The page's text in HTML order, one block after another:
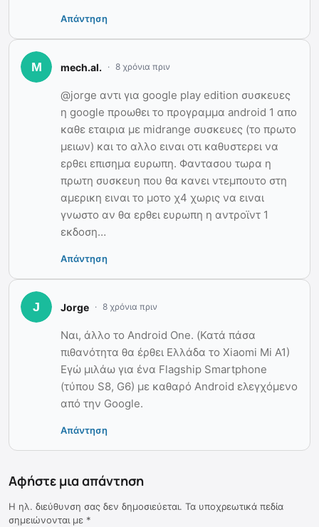
Απάντηση
mech.al. 8 χρόνια πριν
@jorge αντι για google play edition συσκευες
η google προωθει το προγραμμα android 1 απο
καθε εταιρια με midrange συσκευες (το πρωτο
μειων) και το αλλο ειναι οτι καθυστερει να
ερθει επισημα ευρωπη. Φαντασου τωρα η
πρωτη συσκευη που θα κανει ντεμπουτο στη
αμερικη ειναι το μοτο χ4 χωρις να ειναι
γνωστο αν θα ερθει ευρωπη η αντροϊντ 1
εκδοση…
Απάντηση
Jorge 8 χρόνια πριν
Ναι, άλλο το Android One. (Κατά πάσα
πιθανότητα θα έρθει Ελλάδα το Xiaomi Mi A1)
Εγώ μιλάω για ένα Flagship Smartphone
(τύπου S8, G6) με καθαρό Android ελεγχόμενο
από την Google.
Απάντηση
Αφήστε μια απάντηση
Η ηλ. διεύθυνση σας δεν δημοσιεύεται. Τα υποχρεωτικά πεδία
σημειώνονται με *